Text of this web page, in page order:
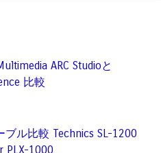
ARC Studioと
比較
ブル比較 Technics SL-1200
PLX-1000